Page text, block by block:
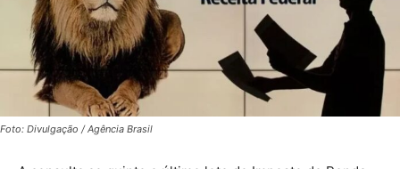
Foto: Divulgação / Agência Brasil